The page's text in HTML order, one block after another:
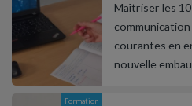
Maîtriser les
courantes en
nouvelle
Formation